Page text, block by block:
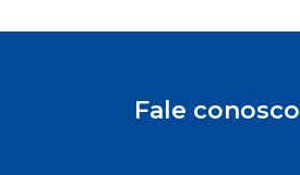
Fale conosco